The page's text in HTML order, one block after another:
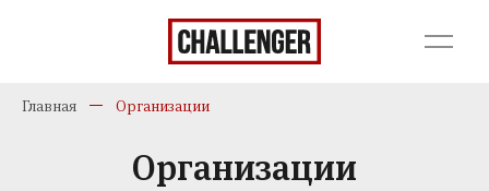
Главная Организации
Организации